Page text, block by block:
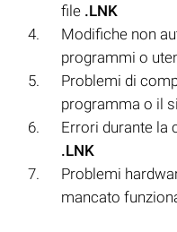
file .LNK
Modifiche non
programmi o
Problemi di
programma o il
Errori durante la
.LNK
Problemi
mancato